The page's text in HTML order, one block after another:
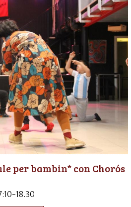
per bambin* con Chorós
18.30